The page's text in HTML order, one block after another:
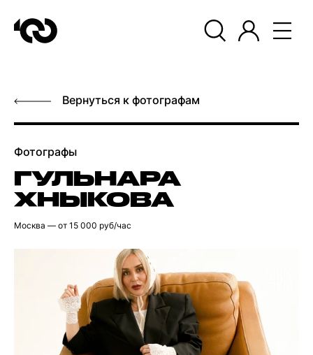
Вернуться к фотографам
Фотографы
ГУЛЬНАРА
ХНЫКОВА
Москва — от 15 000 руб/час